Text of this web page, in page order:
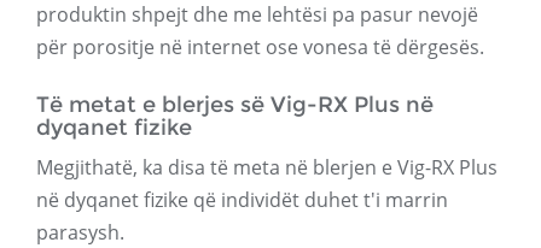
produktin shpejt dhe me lehtësi pa pasur nevojë
për porositje në internet ose vonesa të dërgesës.
Të metat e blerjes së Vig-RX Plus në
dyqanet fizike
Megjithatë, ka disa të meta në blerjen e Vig-RX Plus
në dyqanet fizike që individët duhet t'i marrin
parasysh.